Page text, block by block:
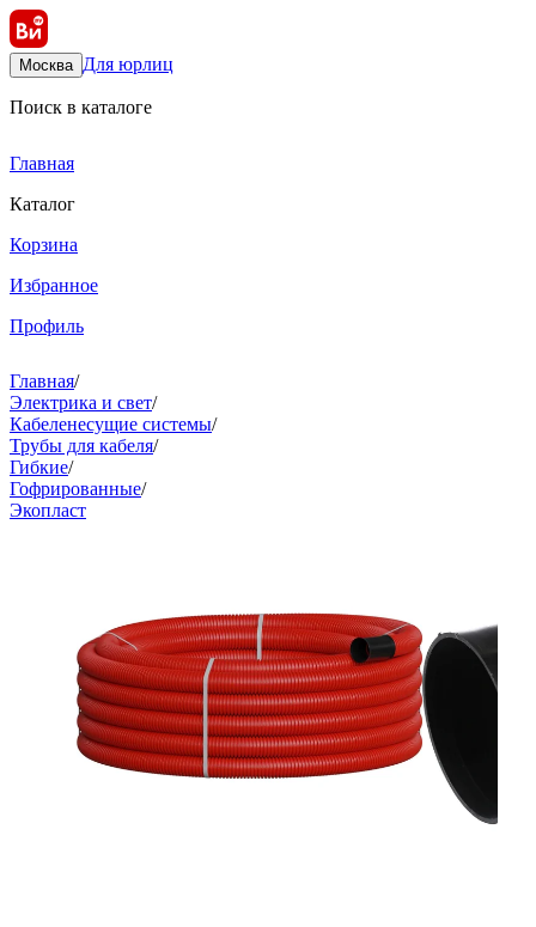
Москва Для юрлиц
Поиск в каталоге
Главная
Каталог
Корзина
Избранное
Профиль
Главная/
Электрика и свет/
Кабеленесущие системы/
Трубы для кабеля/
Гибкие/
Гофрированные/
Экопласт